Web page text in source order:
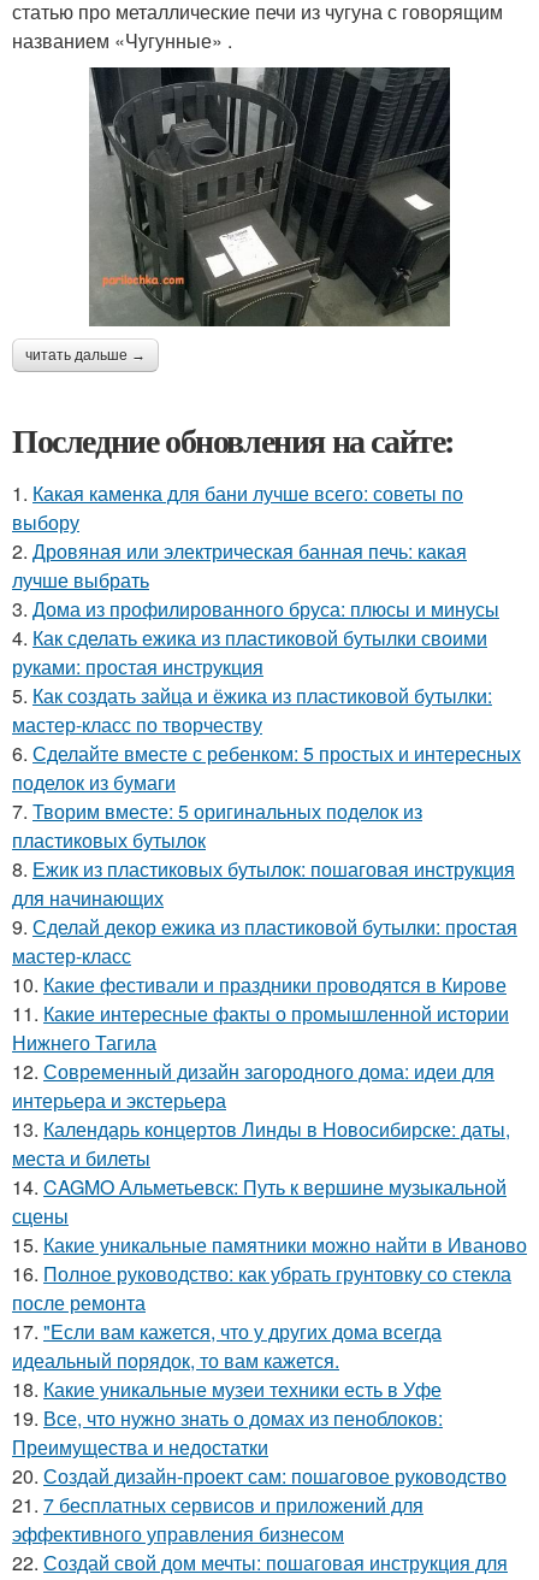
статью про металлические печи из чугуна с говорящим
названием «Чугунные» .
читать дальше →
Последние обновления на сайте:
1. Какая каменка для бани лучше всего: советы по
выбору
2. Дровяная или электрическая банная печь: какая
лучше выбрать
3. Дома из профилированного бруса: плюсы и минусы
4. Как сделать ежика из пластиковой бутылки своими
руками: простая инструкция
5. Как создать зайца и ёжика из пластиковой бутылки:
мастер-класс по творчеству
6. Сделайте вместе с ребенком: 5 простых и интересных
поделок из бумаги
7. Творим вместе: 5 оригинальных поделок из
пластиковых бутылок
8. Ежик из пластиковых бутылок: пошаговая инструкция
для начинающих
9. Сделай декор ежика из пластиковой бутылки: простая
мастер-класс
10. Какие фестивали и праздники проводятся в Кирове
11. Какие интересные факты о промышленной истории
Нижнего Тагила
12. Современный дизайн загородного дома: идеи для
интерьера и экстерьера
13. Календарь концертов Линды в Новосибирске: даты,
места и билеты
14. CAGMO Альметьевск: Путь к вершине музыкальной
сцены
15. Какие уникальные памятники можно найти в Иваново
16. Полное руководство: как убрать грунтовку со стекла
после ремонта
17. "Если вам кажется, что у других дома всегда
идеальный порядок, то вам кажется.
18. Какие уникальные музеи техники есть в Уфе
19. Все, что нужно знать о домах из пеноблоков:
Преимущества и недостатки
20. Создай дизайн-проект сам: пошаговое руководство
21. 7 бесплатных сервисов и приложений для
эффективного управления бизнесом
22. Создай свой дом мечты: пошаговая инструкция для